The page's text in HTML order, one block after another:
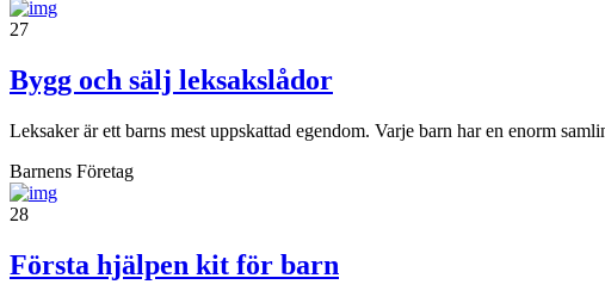
27
Bygg och sälj leksakslådor
Leksaker är ett barns mest uppskattad egendom. Varje barn har en enorm
Barnens Företag
28
Första hjälpen kit för barn